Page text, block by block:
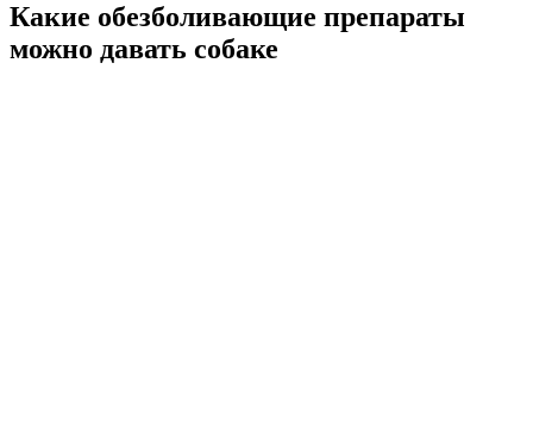
Какие обезболивающие препараты
можно давать собаке